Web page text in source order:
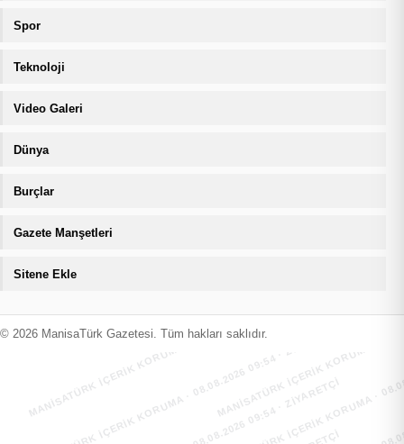
Spor
Teknoloji
Video Galeri
Dünya
Burçlar
Gazete Manşetleri
Sitene Ekle
© 2026 ManisaTürk Gazetesi. Tüm hakları saklıdır.
MANİSATÜRK İÇERİK KORUMA · 08.08.2026 09:54 · ZIYARETÇI
MANİSATÜRK İÇERİK KORUMA
MANİSATÜRK İÇERİK KORUMA · 08.08.2026 09:54 · ZIYARETÇI
MANİSATÜRK İÇERİK KORUMA